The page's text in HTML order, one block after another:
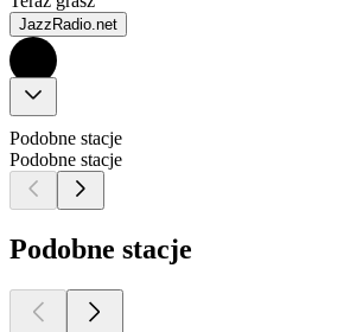
JazzRadio.net
Podobne stacje
Podobne stacje
Podobne stacje